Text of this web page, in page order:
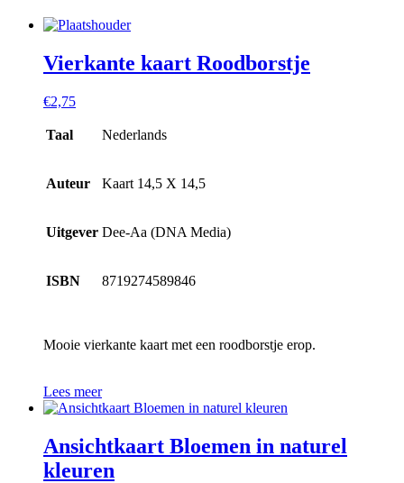
Vierkante kaart Roodborstje
€2,75
Taal Nederlands
Auteur Kaart 14,5 X 14,5
Uitgever Dee-Aa (DNA Media)
ISBN 8719274589846
Mooie vierkante kaart met een roodborstje erop.
Lees meer
Ansichtkaart Bloemen in naturel
kleuren